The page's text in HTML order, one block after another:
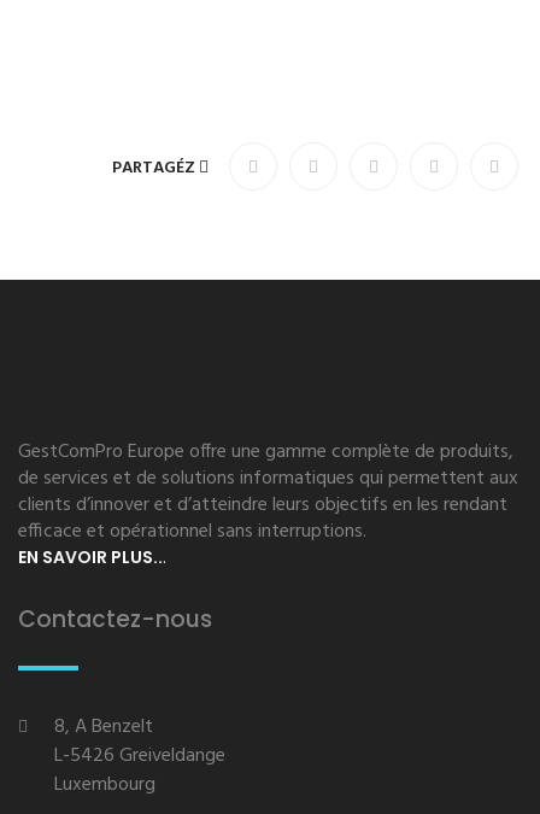
PARTAGÉZ
GestComPro Europe offre une gamme complète de produits,
de services et de solutions informatiques qui permettent aux
clients d’innover et d’atteindre leurs objectifs en les rendant
efficace et opérationnel sans interruptions.
EN SAVOIR PLUS...
Contactez-nous
8, A Benzelt
L-5426 Greiveldange
Luxembourg